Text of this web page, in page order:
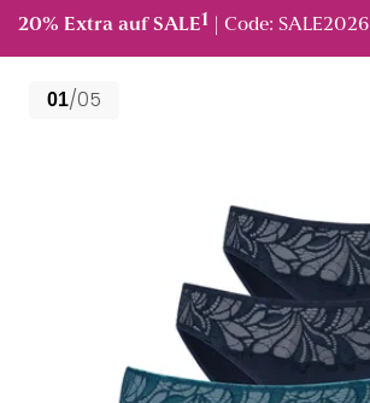
20% Extra auf SALE1 | Code: SALE2026
01/05